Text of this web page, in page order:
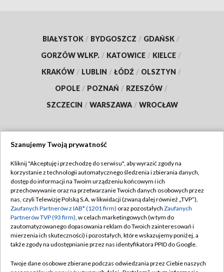
BIAŁYSTOK / BYDGOSZCZ / GDAŃSK /
GORZÓW WLKP. / KATOWICE / KIELCE /
KRAKÓW / LUBLIN / ŁÓDŹ / OLSZTYN /
OPOLE / POZNAŃ / RZESZÓW /
SZCZECIN / WARSZAWA / WROCŁAW
TVP
Abonament TVP
Emisja w TVP
Centrum informacji TVP
Naziemna Telewizja Cyfrowa
Regulamin TVP
Polityka prywatności
Moje zgody
Pomoc
Szanujemy Twoją prywatność
Kliknij "Akceptuję i przechodzę do serwisu", aby wyrazić zgody na
korzystanie z technologii automatycznego śledzenia i zbierania danych,
dostęp do informacji na Twoim urządzeniu końcowym i ich
przechowywanie oraz na przetwarzanie Twoich danych osobowych przez
nas, czyli Telewizję Polską S.A. w likwidacji (zwaną dalej również „TVP”),
Zaufanych Partnerów z IAB* (1201 firm) oraz pozostałych Zaufanych
Partnerów TVP (93 firm), w celach marketingowych (w tym do
zautomatyzowanego dopasowania reklam do Twoich zainteresowań i
mierzenia ich skuteczności) i pozostałych, które wskazujemy poniżej, a
także zgody na udostępnianie przez nas identyfikatora PPID do Google.
Twoje dane osobowe zbierane podczas odwiedzania przez Ciebie naszych